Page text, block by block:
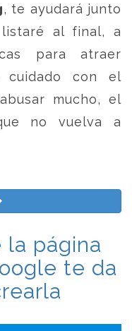
, te ayudará junto
al final, a
para atraer
con el
mucho, el
no vuelva a
la página
te da